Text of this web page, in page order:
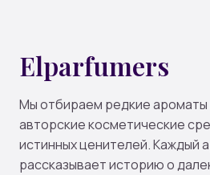
Elparfumers
Мы отбираем редкие ароматы
авторские косметические
истинных ценителей. Каждый
рассказывает историю о